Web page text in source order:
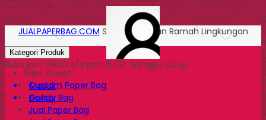
Halo, Guest!
Masuk
Daftar
JUALPAPERBAG.COM Solusi Kemasan Ramah Lingkungan
Kategori Produk
Buka jam 09.00 s/d jam 16.00 , Minggu tutup
Custom Paper Bag
Goody Bag
Jual Paper Bag